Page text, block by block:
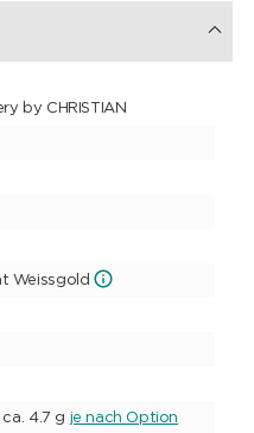
by CHRISTIAN
Weissgold
4.7 g je nach Option